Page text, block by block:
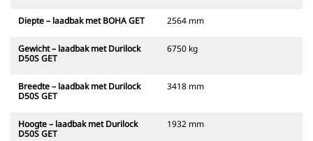
Diepte – laadbak met BOHA GET 2564 mm
Gewicht – laadbak met Durilock
D50S GET
6750 kg
Breedte – laadbak met Durilock
D50S GET
3418 mm
Hoogte – laadbak met Durilock
D50S GET
1932 mm